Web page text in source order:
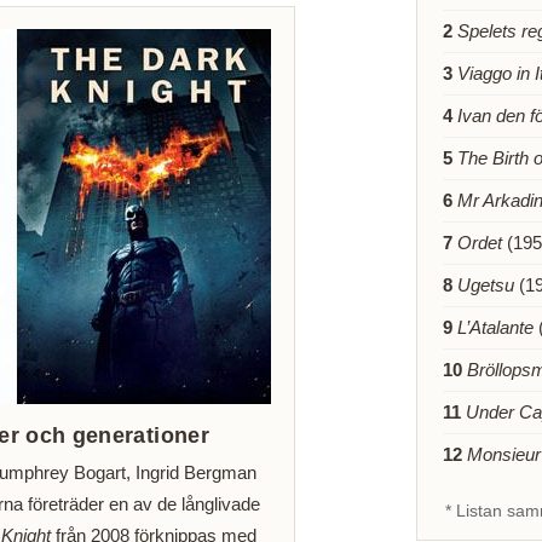
och generationer
Bogart, Ingrid Bergman
företräder en av de långlivade
från 2008 förknippas med
2 Spelets
3 Viaggo in
4 Ivan den
5 The Birth
6 Mr Arkadin
7 Ordet
8 Ugetsu
9 L’Atalante
10
11 Under
12
* Listan